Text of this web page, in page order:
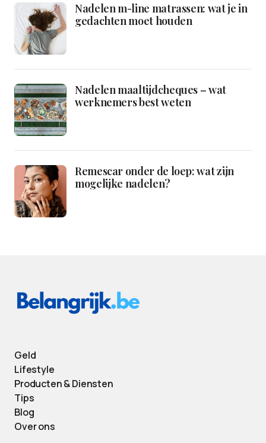
Nadelen m-line matrassen: wat je in
gedachten moet houden
Nadelen maaltijdcheques – wat
werknemers best weten
Remescar onder de loep: wat zijn
mogelijke nadelen?
Geld
Lifestyle
Producten & Diensten
Tips
Blog
Over ons